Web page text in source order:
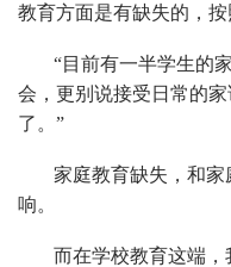
教育方面是有缺失的，
“目前有一半学生的
会，更别说接受日常的
了。”
家庭教育缺失，和
响。
而在学校教育这端